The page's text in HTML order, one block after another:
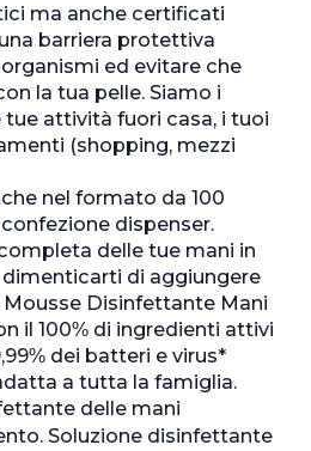
ma anche certificati
barriera protettiva
ed evitare che
la tua pelle. Siamo i
attività fuori casa, i tuoi
(shopping, mezzi
nel formato da 100
dispenser.
delle tue mani in
di aggiungere
Disinfettante Mani
il 100% di ingredienti attivi
dei batteri e virus*
a tutta la famiglia.
delle mani
Soluzione disinfettante